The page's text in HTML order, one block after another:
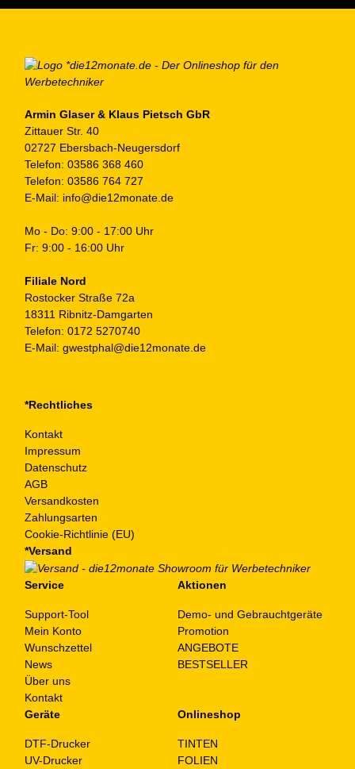
Armin Glaser & Klaus Pietsch GbR
Zittauer Str. 40
02727 Ebersbach-Neugersdorf
Telefon: 03586 368 460
Telefon: 03586 764 727
E-Mail: info@die12monate.de
Mo - Do: 9:00 - 17:00 Uhr
Fr: 9:00 - 16:00 Uhr
Filiale Nord
Rostocker Straße 72a
18311 Ribnitz-Damgarten
Telefon: 0172 5270740
E-Mail: gwestphal@die12monate.de
*Rechtliches
Kontakt
Impressum
Datenschutz
AGB
Versandkosten
Zahlungsarten
Cookie-Richtlinie (EU)
*Versand
Service
Support-Tool
Mein Konto
Wunschzettel
News
Über uns
Kontakt
Aktionen
Demo- und Gebrauchtgeräte
Promotion
ANGEBOTE
BESTSELLER
Geräte
DTF-Drucker
UV-Drucker
Onlineshop
TINTEN
FOLIEN